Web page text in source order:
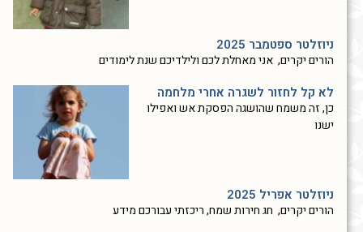
ניוזלטר ספטמבר 2025
הורים יקרים, אני מאחלת לכם ולילדיכם שנת לימודים
לא קל לחזור לשגרה אחרי מלחמה
כן, זה משמח שהושגה הפסקת אש ואפילו
ישנו
ניוזלטר אפריל 2025
הורים יקרים, חג חירות שמח, ריכזתי עבורכם מידע